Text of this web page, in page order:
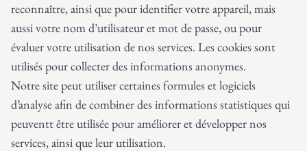
reconnaître, ainsi que pour identifier votre appareil, mais
aussi votre nom d’utilisateur et mot de passe, ou pour
évaluer votre utilisation de nos services. Les cookies sont
utilisés pour collecter des informations anonymes.
Notre site peut utiliser certaines formules et logiciels
d’analyse afin de combiner des informations statistiques qui
peuventt être utilisée pour améliorer et développer nos
services, ainsi que leur utilisation.